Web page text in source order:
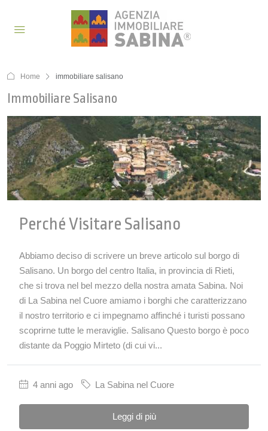
Home immobiliare salisano
Immobiliare Salisano
Perché Visitare Salisano
Abbiamo deciso di scrivere un breve articolo sul borgo di
Salisano. Un borgo del centro Italia, in provincia di Rieti,
che si trova nel bel mezzo della nostra amata Sabina. Noi
di La Sabina nel Cuore amiamo i borghi che caratterizzano
il nostro territorio e ci impegnamo affinché i turisti possano
scoprirne tutte le meraviglie. Salisano Questo borgo è poco
distante da Poggio Mirteto (di cui vi...
4 anni ago La Sabina nel Cuore
Leggi di più